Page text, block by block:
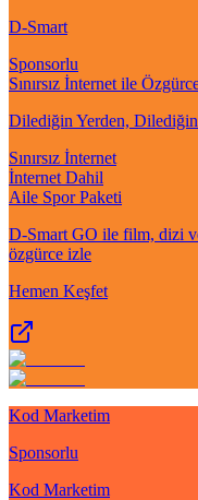
D-Smart
Sponsorlu
Sınırsız İnternet ile
Dilediğin Yerden,
Sınırsız İnternet
İnternet Dahil
Aile Spor Paketi
D-Smart GO ile film, dizi
özgürce izle
Hemen Keşfet
Kod Marketim
Sponsorlu
Kod Marketim